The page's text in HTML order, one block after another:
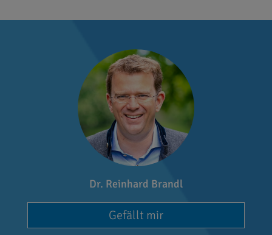
Dr. Reinhard Brandl
Gefällt mir